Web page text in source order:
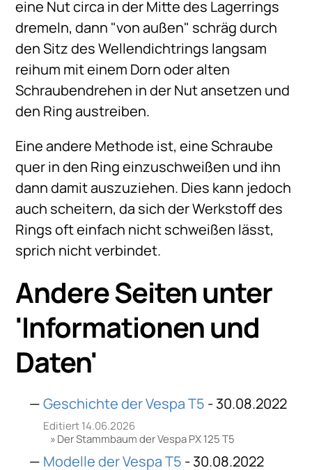
eine Nut circa in der Mitte des Lagerrings
dremeln, dann "von außen" schräg durch
den Sitz des Wellendichtrings langsam
reihum mit einem Dorn oder alten
Schraubendrehen in der Nut ansetzen und
den Ring austreiben.
Eine andere Methode ist, eine Schraube
quer in den Ring einzuschweißen und ihn
dann damit auszuziehen. Dies kann jedoch
auch scheitern, da sich der Werkstoff des
Rings oft einfach nicht schweißen lässt,
sprich nicht verbindet.
Andere Seiten unter
'Informationen und
Daten'
Geschichte der Vespa T5 - 30.08.2022
Editiert 14.06.2026
Der Stammbaum der Vespa PX 125 T5
Modelle der Vespa T5 - 30.08.2022